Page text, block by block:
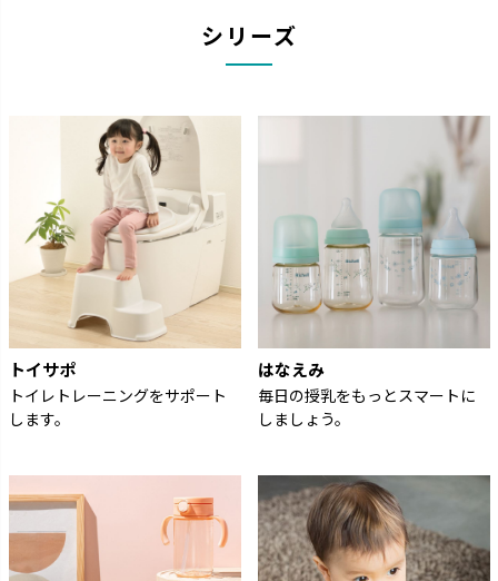
シリーズ
トイサポ
トイレトレーニングをサポート
します。
はなえみ
毎日の授乳をもっとスマートに
しましょう。